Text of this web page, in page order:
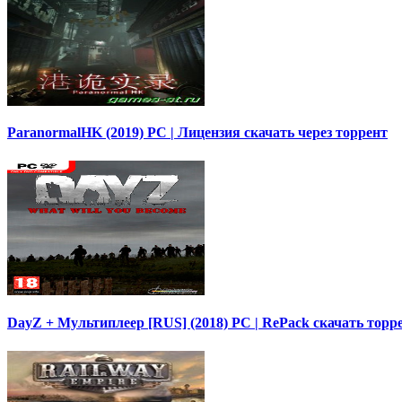
ParanormalHK (2019) PC | Лицензия скачать через торрент
DayZ + Мультиплеер [RUS] (2018) PC | RePack скачать